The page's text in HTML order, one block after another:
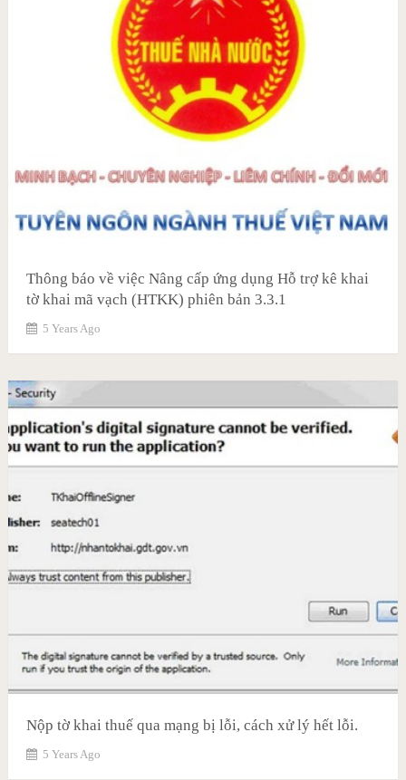
Thông báo về việc Nâng cấp ứng dụng Hỗ trợ kê khai
tờ khai mã vạch (HTKK) phiên bản 3.3.1
5 Years Ago
Nộp tờ khai thuế qua mạng bị lỗi, cách xử lý hết lỗi.
5 Years Ago